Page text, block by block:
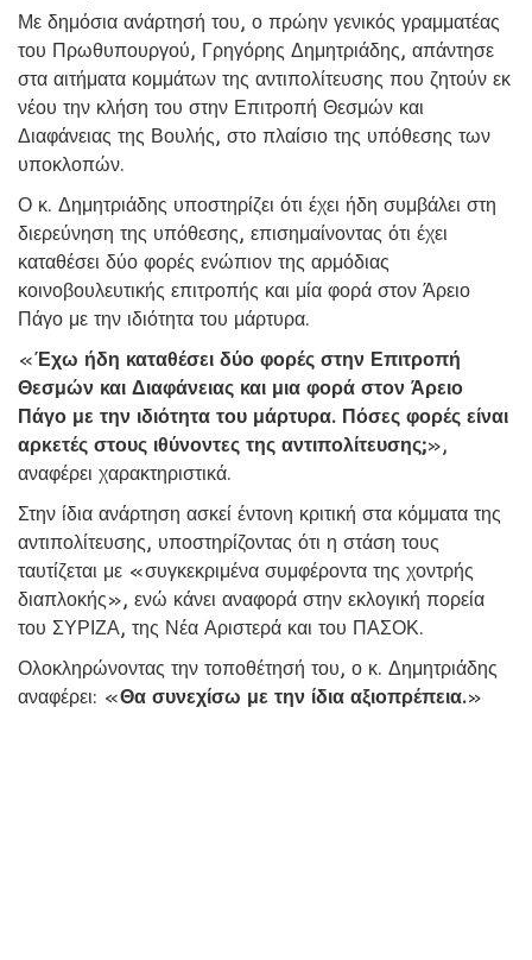
Με δημόσια ανάρτησή του, ο πρώην γενικός γραμματέας
του Πρωθυπουργού, Γρηγόρης Δημητριάδης, απάντησε
στα αιτήματα κομμάτων της αντιπολίτευσης που ζητούν εκ
νέου την κλήση του στην Επιτροπή Θεσμών και
Διαφάνειας της Βουλής, στο πλαίσιο της υπόθεσης των
υποκλοπών.
Ο κ. Δημητριάδης υποστηρίζει ότι έχει ήδη συμβάλει στη
διερεύνηση της υπόθεσης, επισημαίνοντας ότι έχει
καταθέσει δύο φορές ενώπιον της αρμόδιας
κοινοβουλευτικής επιτροπής και μία φορά στον Άρειο
Πάγο με την ιδιότητα του μάρτυρα.
«Έχω ήδη καταθέσει δύο φορές στην Επιτροπή
Θεσμών και Διαφάνειας και μια φορά στον Άρειο
Πάγο με την ιδιότητα του μάρτυρα. Πόσες φορές είναι
αρκετές στους ιθύνοντες της αντιπολίτευσης;»,
αναφέρει χαρακτηριστικά.
Στην ίδια ανάρτηση ασκεί έντονη κριτική στα κόμματα της
αντιπολίτευσης, υποστηρίζοντας ότι η στάση τους
ταυτίζεται με «συγκεκριμένα συμφέροντα της χοντρής
διαπλοκής», ενώ κάνει αναφορά στην εκλογική πορεία
του ΣΥΡΙΖΑ, της Νέα Αριστερά και του ΠΑΣΟΚ.
Ολοκληρώνοντας την τοποθέτησή του, ο κ. Δημητριάδης
αναφέρει: «Θα συνεχίσω με την ίδια αξιοπρέπεια.»